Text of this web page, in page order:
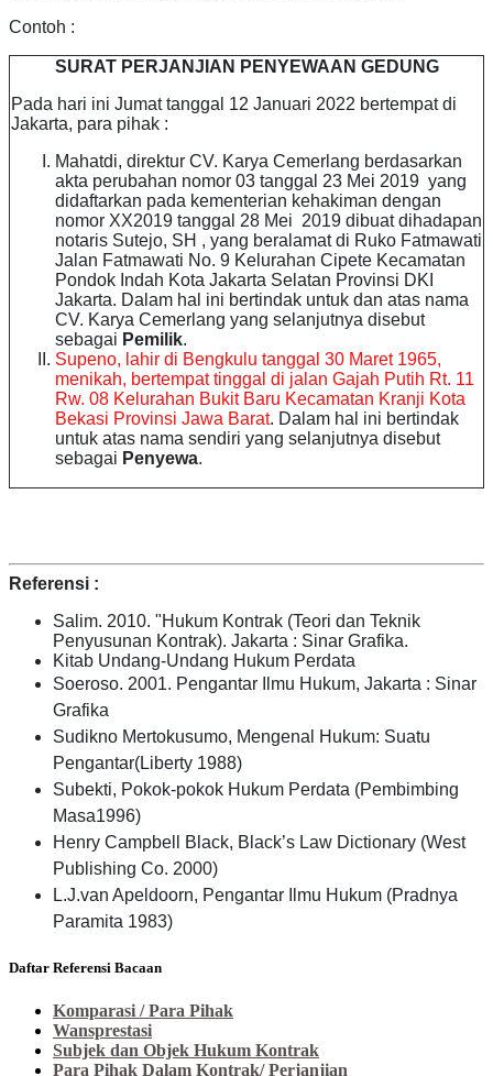
Contoh :
SURAT PERJANJIAN PENYEWAAN GEDUNG
Pada hari ini Jumat tanggal 12 Januari 2022 bertempat di
Jakarta, para pihak :
Mahatdi, direktur CV. Karya Cemerlang berdasarkan
akta perubahan nomor 03 tanggal 23 Mei 2019 yang
didaftarkan pada kementerian kehakiman dengan
nomor XX2019 tanggal 28 Mei 2019 dibuat dihadapan
notaris Sutejo, SH , yang beralamat di Ruko Fatmawati
Jalan Fatmawati No. 9 Kelurahan Cipete Kecamatan
Pondok Indah Kota Jakarta Selatan Provinsi DKI
Jakarta. Dalam hal ini bertindak untuk dan atas nama
CV. Karya Cemerlang yang selanjutnya disebut
sebagai Pemilik.
Supeno, lahir di Bengkulu tanggal 30 Maret 1965,
menikah, bertempat tinggal di jalan Gajah Putih Rt. 11
Rw. 08 Kelurahan Bukit Baru Kecamatan Kranji Kota
Bekasi Provinsi Jawa Barat. Dalam hal ini bertindak
untuk atas nama sendiri yang selanjutnya disebut
sebagai Penyewa.
Referensi :
Salim. 2010. "Hukum Kontrak (Teori dan Teknik
Penyusunan Kontrak). Jakarta : Sinar Grafika.
Kitab Undang-Undang Hukum Perdata
Soeroso. 2001. Pengantar Ilmu Hukum, Jakarta : Sinar
Grafika ​​​​​​​
Sudikno Mertokusumo, Mengenal Hukum: Suatu
Pengantar(Liberty 1988)
Subekti, Pokok-pokok Hukum Perdata (Pembimbing
Masa1996)
Henry Campbell Black, Black’s Law Dictionary (West
Publishing Co. 2000)
L.J.van Apeldoorn, Pengantar Ilmu Hukum (Pradnya
Paramita 1983)
Daftar Referensi Bacaan
Komparasi / Para Pihak
Wansprestasi
Subjek dan Objek Hukum Kontrak
Para Pihak Dalam Kontrak/ Perjanjian